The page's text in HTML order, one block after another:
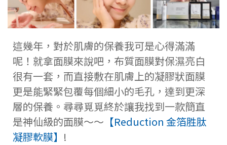
這幾年，對於肌膚的保養我可是心得滿滿
呢！就拿面膜來說吧，布質面膜對保濕亮白
很有一套，而直接敷在肌膚上的凝膠狀面膜
更是能緊緊包覆每個細小的毛孔，達到更深
層的保養。尋尋覓覓終於讓我找到一款簡直
是神仙級的面膜～～ 【Reduction 金箔胜肽
凝膠軟膜】 !